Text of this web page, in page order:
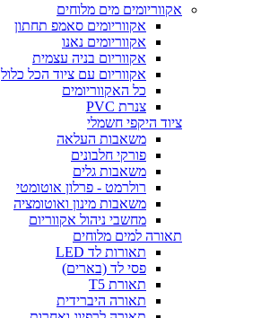
אקווריומים מים מלוחים
אקווריומים סאמפ תחתון
אקווריומים נאנו
אקווריום בניה עצמית
אקווריום עם ציוד הכל כלול
כל האקווריומים
צנרת PVC
ציוד היקפי חשמלי
משאבות העלאה
פורקי חלבונים
משאבות גלים
רולרמט - פרלון אוטומטי
משאבות מינון ואוטומציה
מחשבי ניהול אקווריום
תאורה למים מלוחים
תאורות לד LED
פסי לד (בארים)
תאורת T5
תאורה היברידית